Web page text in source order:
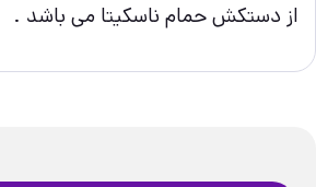
از دستکش حمام ناسکیتا می باشد .